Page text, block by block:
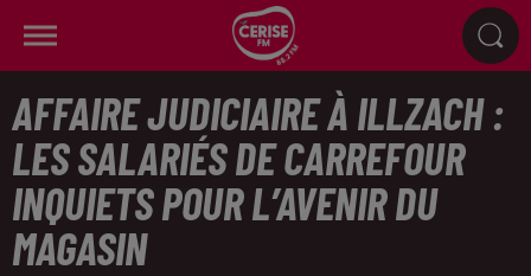
AFFAIRE JUDICIAIRE À ILLZACH :
LES SALARIÉS DE CARREFOUR
INQUIETS POUR L’AVENIR DU
MAGASIN